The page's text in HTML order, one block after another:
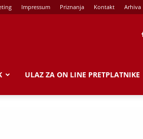
Impressum Priznanja Kontakt Arhiva
ULAZ ZA ON LINE PRETPLATNIKE